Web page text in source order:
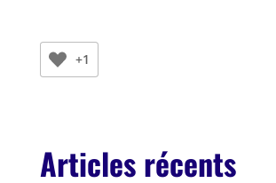
+1
Articles récents